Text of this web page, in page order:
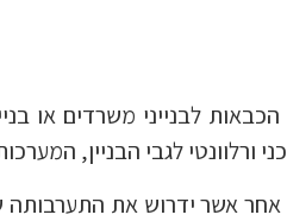
לבנייני משרדים או
ורלוונטי לגבי הבניין,
אשר ידרוש את התערבותה